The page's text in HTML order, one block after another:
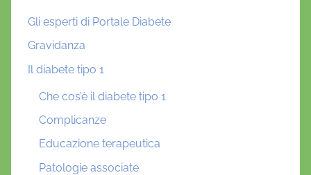
Gli esperti di Portale Diabete
Gravidanza
Il diabete tipo 1
Che cos’è il diabete tipo 1
Complicanze
Educazione terapeutica
Patologie associate